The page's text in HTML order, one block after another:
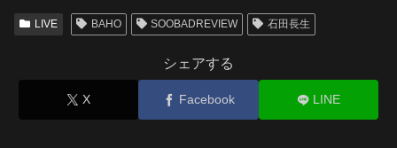
LIVE BAHO SOOBADREVIEW 石田長生
シェアする
X Facebook LINE